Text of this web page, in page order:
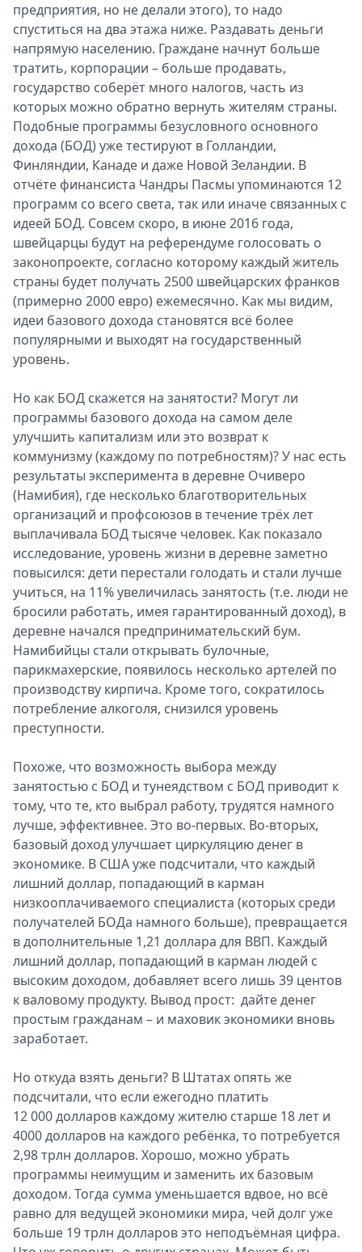
предприятия, но не делали этого), то надо
спуститься на два этажа ниже. Раздавать деньги
напрямую населению. Граждане начнут больше
тратить, корпорации – больше продавать,
государство соберёт много налогов, часть из
которых можно обратно вернуть жителям страны.
Подобные программы безусловного основного
дохода (БОД) уже тестируют в Голландии,
Финляндии, Канаде и даже Новой Зеландии. В
отчёте финансиста Чандры Пасмы упоминаются 12
программ со всего света, так или иначе связанных с
идеей БОД. Совсем скоро, в июне 2016 года,
швейцарцы будут на референдуме голосовать о
законопроекте, согласно которому каждый житель
страны будет получать 2500 швейцарских франков
(примерно 2000 евро) ежемесячно. Как мы видим,
идеи базового дохода становятся всё более
популярными и выходят на государственный
уровень.
Но как БОД скажется на занятости? Могут ли
программы базового дохода на самом деле
улучшить капитализм или это возврат к
коммунизму (каждому по потребностям)? У нас есть
результаты эксперимента в деревне Очиверо
(Намибия), где несколько благотворительных
организаций и профсоюзов в течение трёх лет
выплачивала БОД тысяче человек. Как показало
исследование, уровень жизни в деревне заметно
повысился: дети перестали голодать и стали лучше
учиться, на 11% увеличилась занятость (т.е. люди не
бросили работать, имея гарантированный доход), в
деревне начался предпринимательский бум.
Намибийцы стали открывать булочные,
парикмахерские, появилось несколько артелей по
производству кирпича. Кроме того, сократилось
потребление алкоголя, снизился уровень
преступности.
Похоже, что возможность выбора между
занятостью с БОД и тунеядством с БОД приводит к
тому, что те, кто выбрал работу, трудятся намного
лучше, эффективнее. Это во-первых. Во-вторых,
базовый доход улучшает циркуляцию денег в
экономике. В США уже подсчитали, что каждый
лишний доллар, попадающий в карман
низкооплачиваемого специалиста (которых среди
получателей БОДа намного больше), превращается
в дополнительные 1,21 доллара для ВВП. Каждый
лишний доллар, попадающий в карман людей с
высоким доходом, добавляет всего лишь 39 центов
к валовому продукту. Вывод прост: дайте денег
простым гражданам – и маховик экономики вновь
заработает.
Но откуда взять деньги? В Штатах опять же
подсчитали, что если ежегодно платить
12 000 долларов каждому жителю старше 18 лет и
4000 долларов на каждого ребёнка, то потребуется
2,98 трлн долларов. Хорошо, можно убрать
программы неимущим и заменить их базовым
доходом. Тогда сумма уменьшается вдвое, но всё
равно для ведущей экономики мира, чей долг уже
больше 19 трлн долларов это неподъёмная цифра.